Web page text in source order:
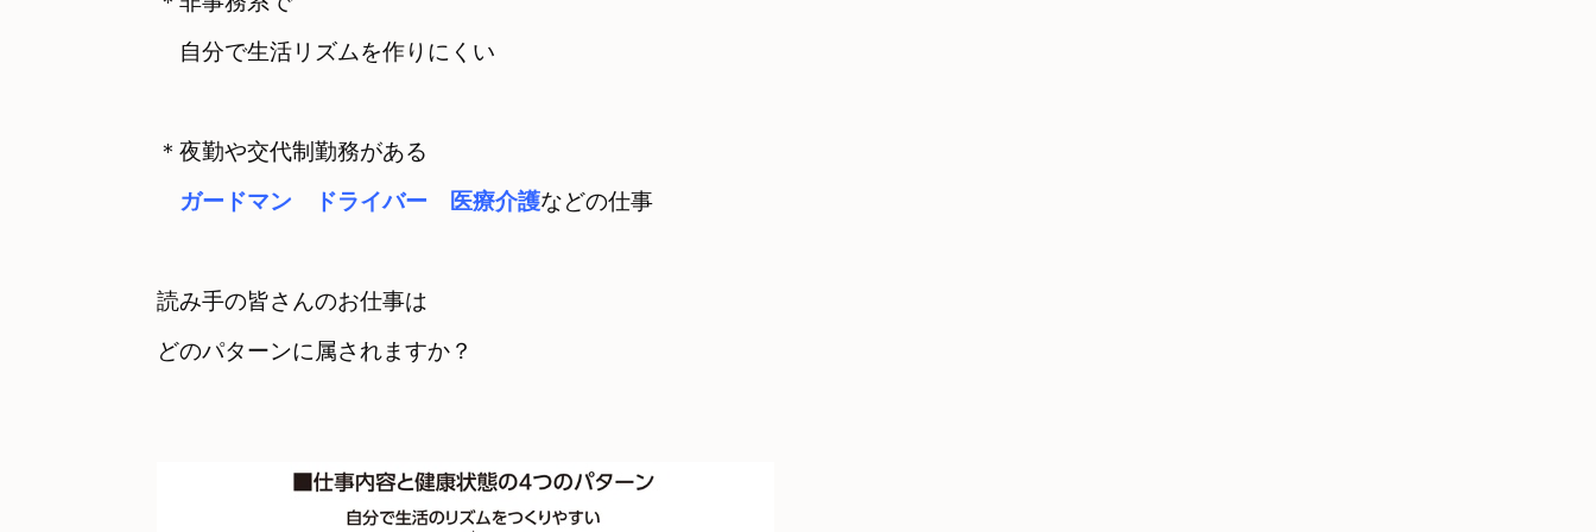
＊夜勤や交代制勤務がある
ガードマン　ドライバー　医療介護などの仕事
読み手の皆さんのお仕事は
どのパターンに属されますか？